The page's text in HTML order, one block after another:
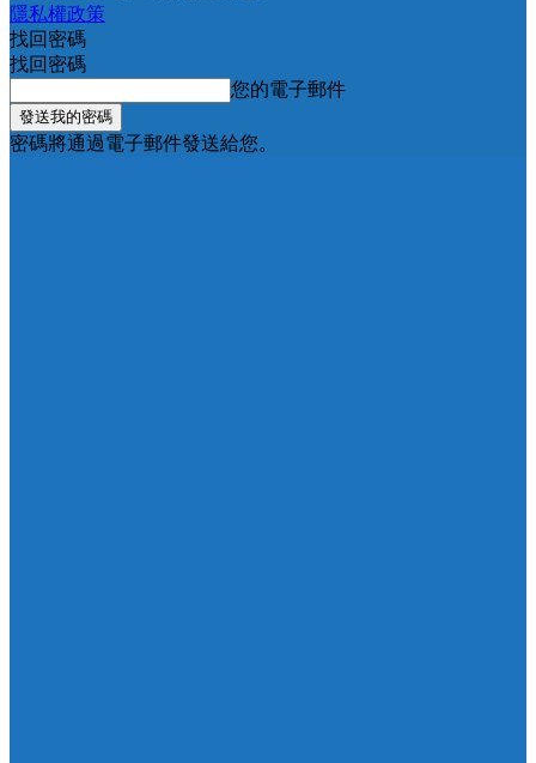
隱私權政策
找回密碼
找回密碼
您的電子郵件
密碼將通過電子郵件發送給您。